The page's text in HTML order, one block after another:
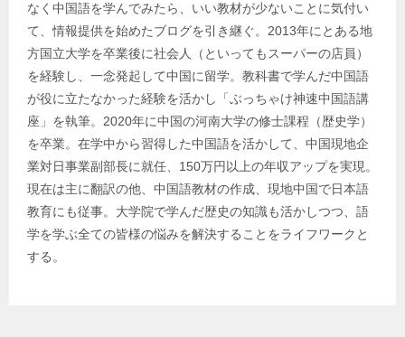
なく中国語を学んでみたら、いい教材が少ないことに気付い
て、情報提供を始めたブログを引き継ぐ。2013年にとある地
方国立大学を卒業後に社会人（といってもスーパーの店員）
を経験し、一念発起して中国に留学。教科書で学んだ中国語
が役に立たなかった経験を活かし「ぶっちゃけ神速中国語講
座」を執筆。2020年に中国の河南大学の修士課程（歴史学）
を卒業。在学中から習得した中国語を活かして、中国現地企
業対日事業副部長に就任、150万円以上の年収アップを実現。
現在は主に翻訳の他、中国語教材の作成、現地中国で日本語
教育にも従事。大学院で学んだ歴史の知識も活かしつつ、語
学を学ぶ全ての皆様の悩みを解決することをライフワークと
する。